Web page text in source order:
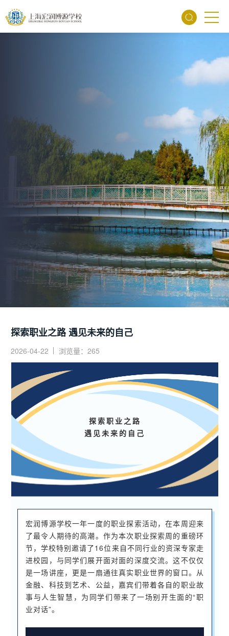
探索职业之路 遇见未来的自己
2026-04-22 浏览量：265
探索职业之路
遇见未来的自己
宏润博源学校一年一度的职业探索活动，在本周迎来
了最令人期待的高潮。作为本次职业探索周的重磅环
节，学校特别邀请了16位来自不同行业的资深专家走
进校园，与同学们展开面对面的深度交流。这不仅仅
是一场讲座，更是一扇通往真实职业世界的窗口。从
金融、科技到艺术、公益，嘉宾们带着各自的职业故
事与人生智慧，为同学们带来了一场别开生面的“职
业对话”。